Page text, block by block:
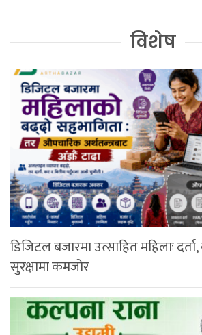
विशेष
डिजिटल बजारमा उत्साहित महिलाः
सुरक्षामा कमजोर